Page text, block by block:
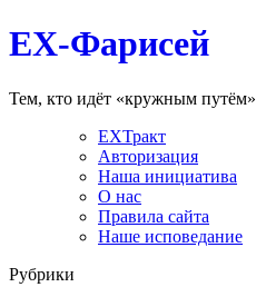
EX-Фарисей
Тем, кто идёт «кружным путём»
EXТракт
Авторизация
Наша инициатива
О нас
Правила сайта
Наше исповедание
Рубрики